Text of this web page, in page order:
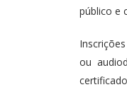
público e
ou